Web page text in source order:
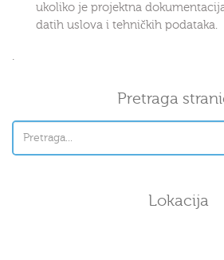
ukoliko je projektna
datih uslova i tehničkih podataka.
.
Pretraga
Lokacija